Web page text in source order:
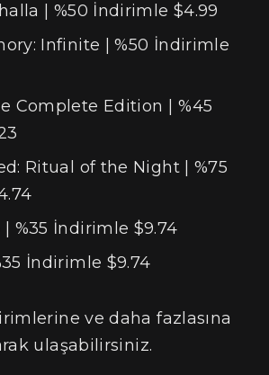
| %50 İndirimle $4.99
Infinite | %50 İndirimle
Complete Edition | %45
Ritual of the Night | %75
%35 İndirimle $9.74
İndirimle $9.74
ve daha fazlasına
ulaşabilirsiniz.